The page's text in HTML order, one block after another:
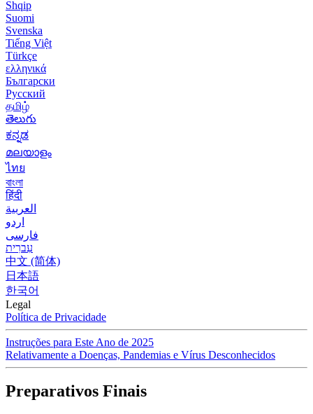
Shqip
Suomi
Svenska
Tiếng Việt
Türkçe
ελληνικά
Български
Русский
தமிழ்
తెలుగు
ಕನ್ನಡ
മലയാളം
ไทย
বাংলা
हिंदी
العربية
اردو
فارسی
עִברִית
中文 (简体)
日本語
한국어
Legal
Política de Privacidade
Instruções para Este Ano de 2025
Relativamente a Doenças, Pandemias e Vírus Desconhecidos
Preparativos Finais